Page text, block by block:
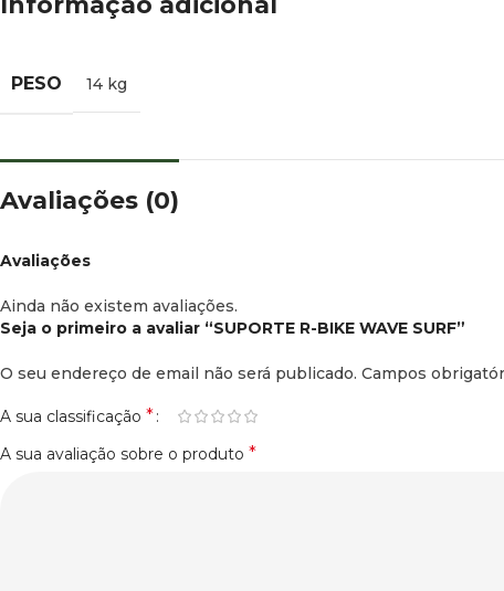
PESO 14 kg
Avaliações (0)
Avaliações
Ainda não existem avaliações.
Seja o primeiro a avaliar “SUPORTE R-BIKE WAVE SURF”
O seu endereço de email não será publicado. Campos
A sua classificação *
A sua avaliação sobre o produto *